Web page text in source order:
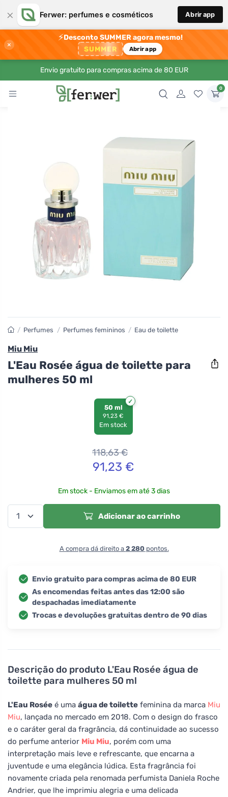
× Ferwer: perfumes e cosméticos Abrir app
×
⚡Desconto SUMMER agora mesmo!
SUMMER Abrir app
Envio gratuito para compras acima de 80 EUR
0
Descrição do produto L'Eau Rosée água de
toilette para mulheres 50 ml
L'Eau Rosée é uma água de toilette feminina da marca Miu
Miu, lançada no mercado em 2018. Com o design do frasco
e o caráter geral da fragrância, dá continuidade ao sucesso
do perfume anterior Miu Miu, porém com uma
interpretação mais leve e refrescante, que encarna a
juventude e uma elegância lúdica. Esta fragrância foi
novamente criada pela renomada perfumista Daniela Roche
Andrier, que lhe imprimiu alegria e uma delicada
/ Perfumes / Perfumes femininos / Eau de toilette
Miu Miu
L'Eau Rosée água de toilette para
mulheres 50 ml
50 ml
91,23 €
Em stock
118,63€
91,23 €
Em stock - Enviamos em até 3 dias
Adicionar ao carrinho
A compra dá direito a 2 280pontos.
Envio gratuito para compras acima de 80 EUR
As encomendas feitas antes das 12:00 são
despachadas imediatamente
Trocas e devoluções gratuitas dentro de 90 dias